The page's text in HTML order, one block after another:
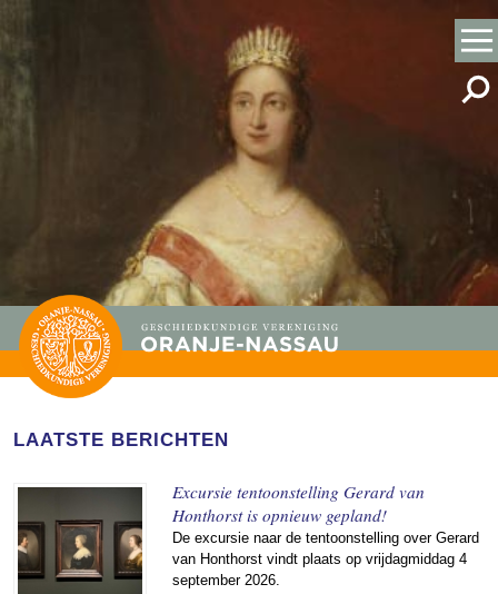
LAATSTE BERICHTEN
Excursie tentoonstelling Gerard van
Honthorst is opnieuw gepland!
De excursie naar de tentoonstelling over Gerard
van Honthorst vindt plaats op vrijdagmiddag 4
september 2026.